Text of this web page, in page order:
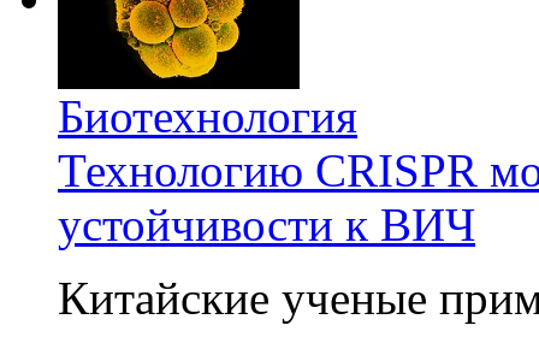
Биотехнология
Технологию CRISPR
устойчивости к ВИЧ
Китайские ученые